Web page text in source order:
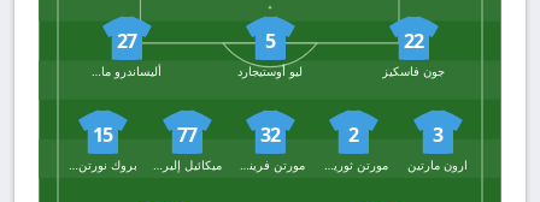
22
جون فاسكيز
5
ليو أوستيجارد
27
أليساندرو ماركاندالي
3
ارون مارتين
2
32
77
15